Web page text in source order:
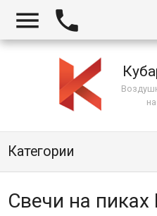
 
Категории
Свечи на